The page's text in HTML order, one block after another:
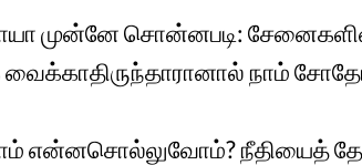
முன்னே சொன்னபடி:
வைக்காதிருந்தாரானால் நாம்
என்னசொல்லுவோம்? நீதியைத்